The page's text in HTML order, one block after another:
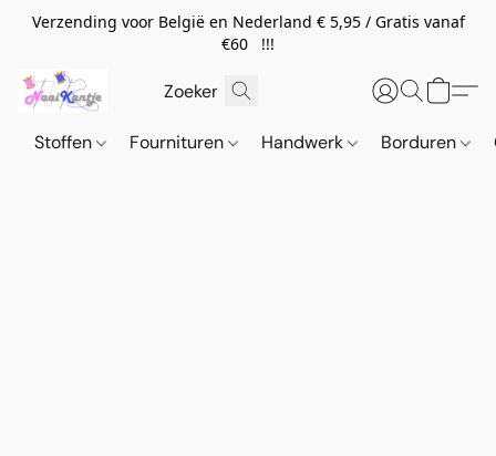
Verzending voor België en Nederland € 5,95 / Gratis vanaf
€60 !!!
Stoffen Fournituren Handwerk Borduren